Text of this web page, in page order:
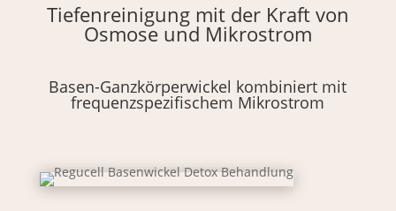
Tiefenreinigung mit der Kraft von
Osmose und Mikrostrom
Basen-Ganzkörperwickel kombiniert mit
frequenzspezifischem Mikrostrom